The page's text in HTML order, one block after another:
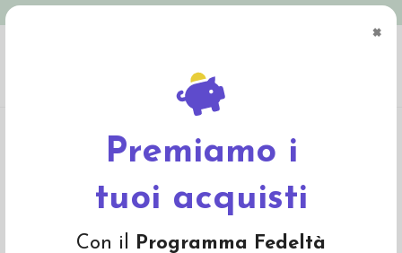
×
Premiamo i
tuoi acquisti
Con il Programma Fedeltà